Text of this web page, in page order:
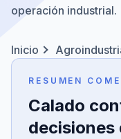
operación industrial.
Inicio
RESUMEN
Calado
decisiones